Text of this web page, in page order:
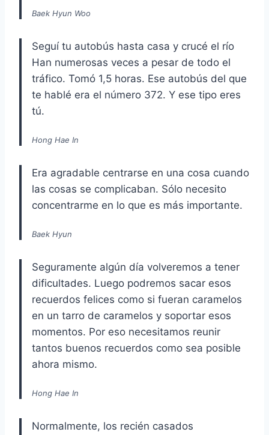
Baek Hyun Woo
Seguí tu autobús hasta casa y crucé el río
Han numerosas veces a pesar de todo el
tráfico. Tomó 1,5 horas. Ese autobús del que
te hablé era el número 372. Y ese tipo eres
tú.
Hong Hae In
Era agradable centrarse en una cosa cuando
las cosas se complicaban. Sólo necesito
concentrarme en lo que es más importante.
Baek Hyun
Seguramente algún día volveremos a tener
dificultades. Luego podremos sacar esos
recuerdos felices como si fueran caramelos
en un tarro de caramelos y soportar esos
momentos. Por eso necesitamos reunir
tantos buenos recuerdos como sea posible
ahora mismo.
Hong Hae In
Normalmente, los recién casados